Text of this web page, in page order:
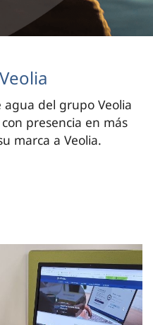
del grupo Veolia
presencia en más
marca a Veolia.